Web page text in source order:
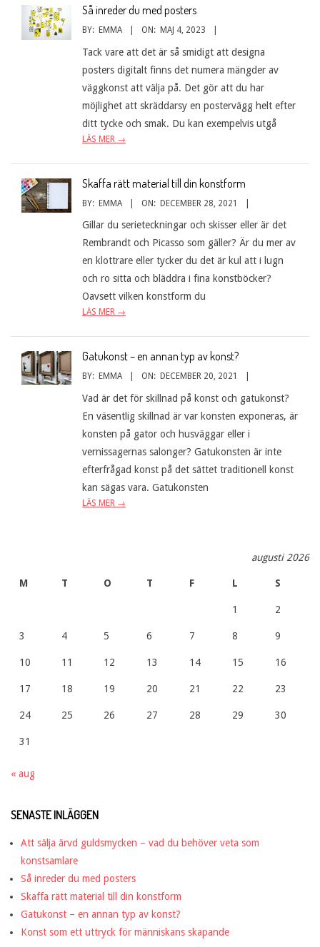
Så inreder du med posters
BY: EMMA ON: MAJ 4, 2023
Tack vare att det är så smidigt att designa
posters digitalt finns det numera mängder av
väggkonst att välja på. Det gör att du har
möjlighet att skräddarsy en postervägg helt efter
ditt tycke och smak. Du kan exempelvis utgå
LÄS MER →
Skaffa rätt material till din konstform
BY: EMMA ON: DECEMBER 28, 2021
Gillar du serieteckningar och skisser eller är det
Rembrandt och Picasso som gäller? Är du mer av
en klottrare eller tycker du det är kul att i lugn
och ro sitta och bläddra i fina konstböcker?
Oavsett vilken konstform du
LÄS MER →
Gatukonst – en annan typ av konst?
BY: EMMA ON: DECEMBER 20, 2021
Vad är det för skillnad på konst och gatukonst?
En väsentlig skillnad är var konsten exponeras, är
konsten på gator och husväggar eller i
vernissagernas salonger? Gatukonsten är inte
efterfrågad konst på det sättet traditionell konst
kan sägas vara. Gatukonsten
LÄS MER →
augusti 2026
M T O T F L S
1 2
3 4 5 6 7 8 9
10 11 12 13 14 15 16
17 18 19 20 21 22 23
24 25 26 27 28 29 30
31
« aug
SENASTE INLÄGGEN
Att sälja ärvd guldsmycken – vad du behöver veta som
konstsamlare
Så inreder du med posters
Skaffa rätt material till din konstform
Gatukonst – en annan typ av konst?
Konst som ett uttryck för människans skapande